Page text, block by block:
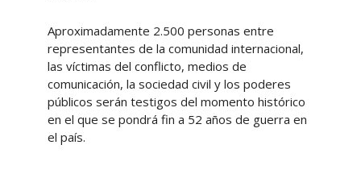
Aproximadamente 2.500 personas entre
representantes de la comunidad internacional,
las víctimas del conflicto, medios de
comunicación, la sociedad civil y los poderes
públicos serán testigos del momento histórico
en el que se pondrá fin a 52 años de guerra en
el país.